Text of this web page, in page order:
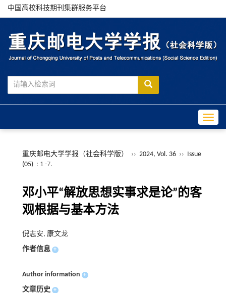
中国高校科技期刊集群服务平台
重庆邮电大学学报（社会科学版） ›› 2024, Vol. 36 ›› Issue
(05) : 1 -7.
邓小平“解放思想实事求是论”的客
观根据与基本方法
倪志安, 康文龙
作者信息 +
Author information +
文章历史 +